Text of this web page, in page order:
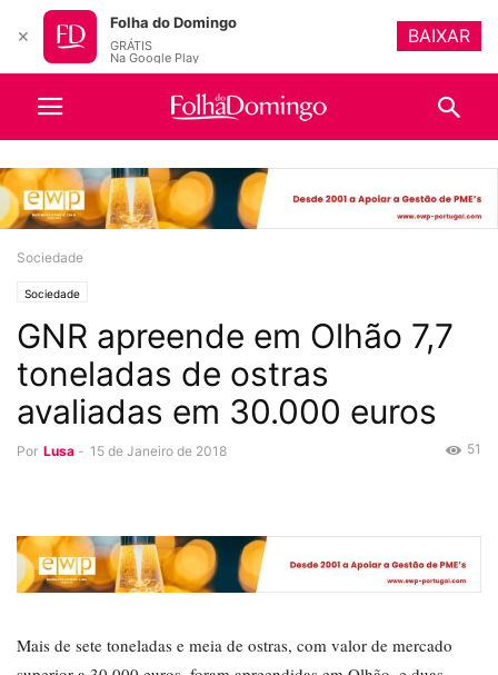
Sociedade
Sociedade
GNR apreende em Olhão 7,7
toneladas de ostras
avaliadas em 30.000 euros
Por Lusa - 15 de Janeiro de 2018 51
Mais de sete toneladas e meia de ostras, com valor de mercado
✕
Folha do Domingo
GRÁTIS
Na Google Play
BAIXAR